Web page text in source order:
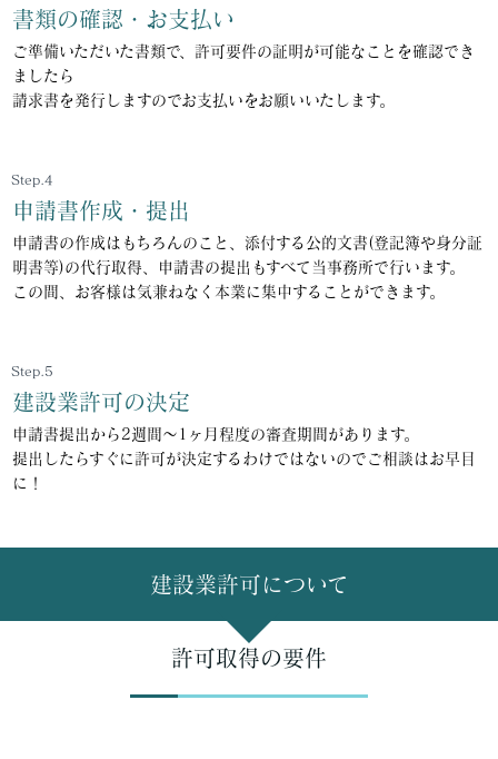
書類の確認・お支払い
ご準備いただいた書類で、許可要件の証明が可能なことを確認でき
ましたら
請求書を発行しますのでお支払いをお願いいたします。
Step.4
申請書作成・提出
申請書の作成はもちろんのこと、添付する公的文書(登記簿や身分証
明書等)の代行取得、申請書の提出もすべて当事務所で行います。
この間、お客様は気兼ねなく本業に集中することができます。
Step.5
建設業許可の決定
申請書提出から2週間～1ヶ月程度の審査期間があります。
提出したらすぐに許可が決定するわけではないのでご相談はお早目
に！
建設業許可について
許可取得の要件